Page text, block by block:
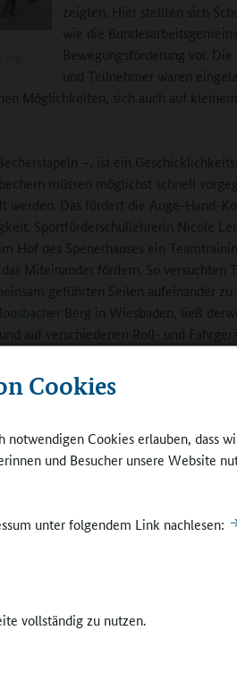
Cookies
Cookies erlauben, dass
und Besucher unsere Website
unter folgendem Link nachlesen:
vollständig zu nutzen.
zeigten. Hier stellten sich
wie die
Bewegungsförderung vor.
und Teilnehmer waren
Möglichkeiten, sich auch auf
–, ist ein
müssen möglichst schnell
werden. Das fördert die Auge-Hand-
Sportförderschullehrerin Nicole
Hof des Spenerhauses ein
Miteinander fördern. So versuchten
geführten Seilen aufeinander zu
Berg in Wiesbaden, ließ
auf verschiedenen Roll- und
machen“
Prof. Albert Ziegler von der
in der Ganztagsschule“. In den
getan.
bis oben hin vollzupumpen“, so
Handlungsschritte zu
werden.
Schülerinnen und Schüler